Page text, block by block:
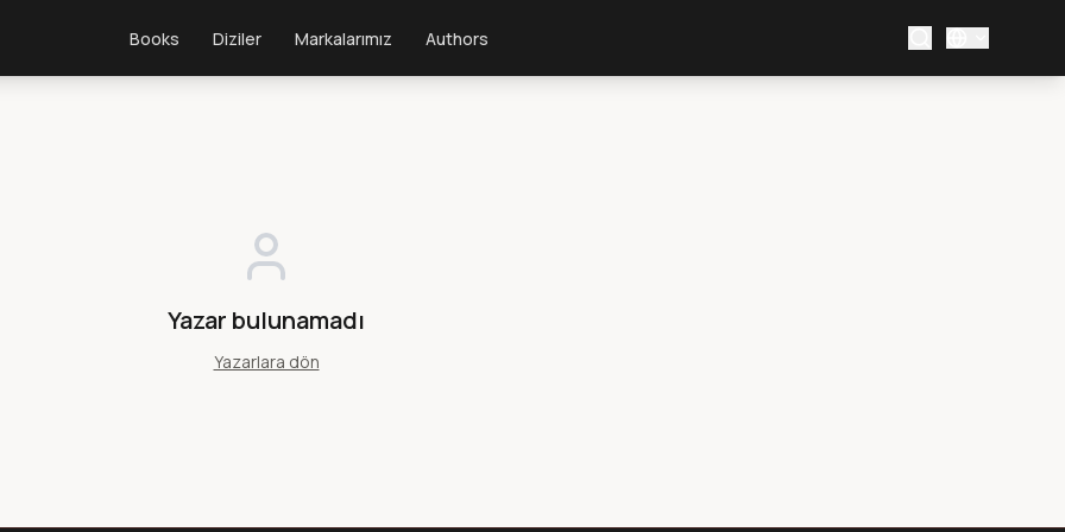
Books Diziler Markalarımız Authors
Yazar bulunamadı
Yazarlara dön